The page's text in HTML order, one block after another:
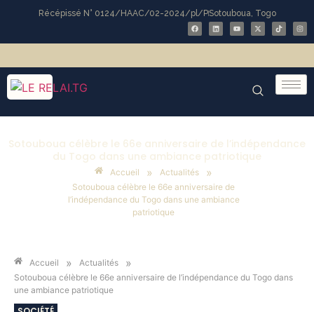
Récépissé N° 0124/HAAC/02-2024/pl/PSotouboua, Togo
Sotouboua célèbre le 66e anniversaire de l’indépendance
du Togo dans une ambiance patriotique
Accueil » Actualités »
Sotouboua célèbre le 66e anniversaire de
l’indépendance du Togo dans une ambiance
patriotique
Accueil » Actualités »
Sotouboua célèbre le 66e anniversaire de l’indépendance du Togo dans
une ambiance patriotique